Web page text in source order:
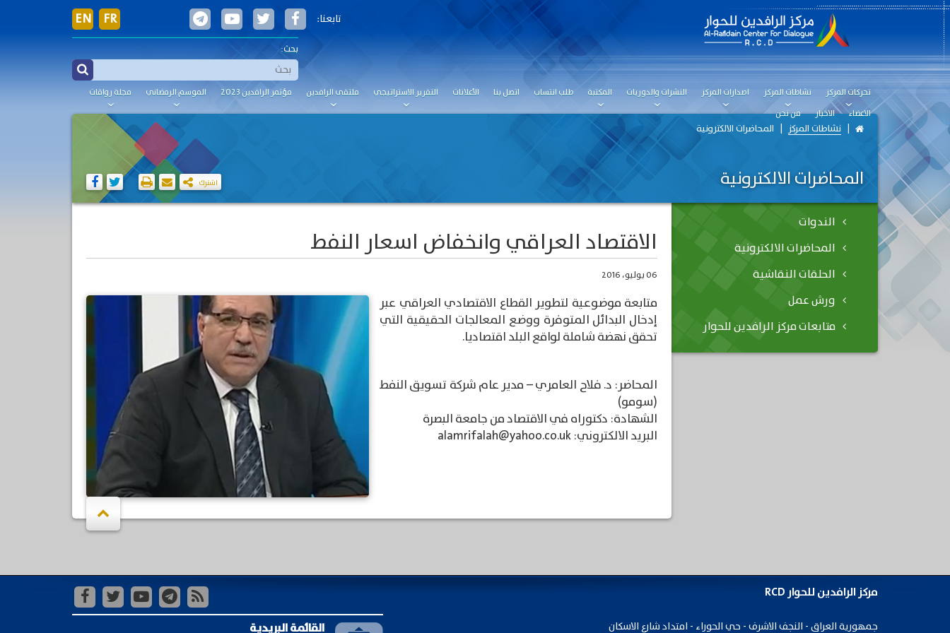
تحركات المركز نشاطات المركز اصدارات المركز النشرات والدوريات المكتبة طلب انتساب اتصل بنا الأعلانات التقرير الاستراتيجي ملتقى الرافدين مؤتمر الرافدين 2023 الموسم الرمضاني
مجلة رواقات
الاعضاء
الاخبار من نحن
EN FR تابعنا:
بحث:
نشاطات المركز المحاضرات الالكترونية
المحاضرات الالكترونية اشترك
الاقتصاد العراقي وانخفاض اسعار النفط
06 يوليو، 2016
متابعة موضوعية لتطوير القطاع الاقتصادي العراقي عبر
إدخال البدائل المتوفرة ووضع المعالجات الحقيقية التي
تحقق نهضة شاملة لواقع البلد اقتصاديا.
المحاضر: د. فلاح العامري – مدير عام شركة تسويق النفط
(سومو)
الشهادة: دكتوراه في الاقتصاد من جامعة البصرة
البريد الالكتروني: alamrifalah@yahoo.co.uk
الندوات
المحاضرات الالكترونية
الحلقات النقاشية
ورش عمل
متابعات مركز الرافدين للحوار
مركز الرافدين للحوار RCD
جمهورية ​العراق - النجف الاشرف - حي الحوراء - امتداد شارع الاسكان القائمة البريدية